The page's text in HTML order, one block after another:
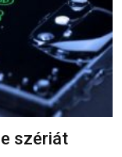
szériát